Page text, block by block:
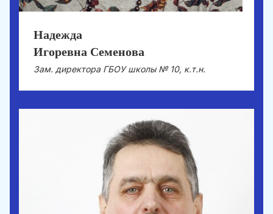
Надежда
Игоревна Семенова
Зам. директора ГБОУ школы № 10, к.т.н.